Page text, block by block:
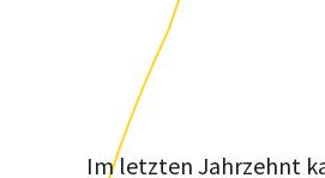
Im letzten Jahrzehnt